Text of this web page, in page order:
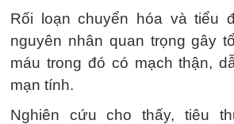
Rối loạn chuyển hóa và tiểu
nguyên nhân quan trọng gây
máu trong đó có mạch thận,
mạn tính.
Nghiên cứu cho thấy, tiêu